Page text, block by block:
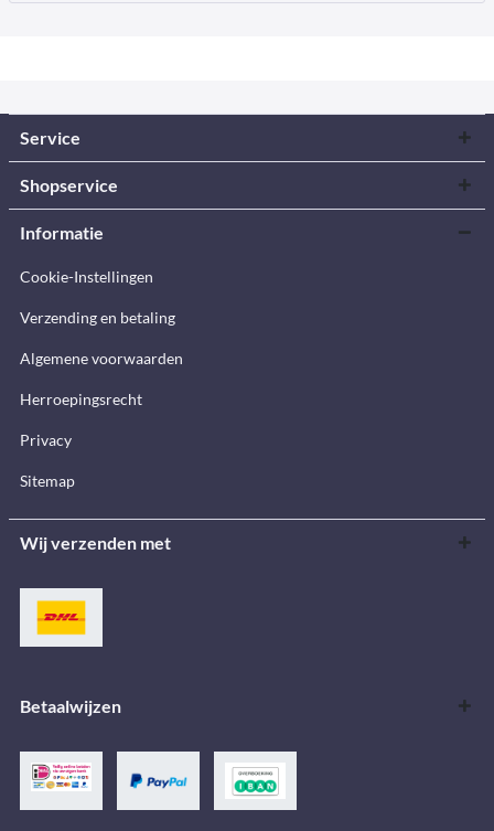
Service
Shopservice
Informatie
Cookie-Instellingen
Verzending en betaling
Algemene voorwaarden
Herroepingsrecht
Privacy
Sitemap
Wij verzenden met
Betaalwijzen